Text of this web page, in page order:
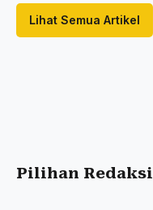
Lihat Semua Artikel
Pilihan Redaksi